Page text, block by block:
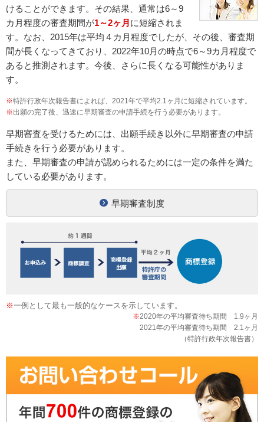
けることができます。その結果、通常は6～9
カ月程度の審査期間が1～2ヶ月 に短縮されま
す。なお、2015年は平均４カ月程度でしたが、その後、審査期
間が長くなってきており、2022年10月の時点で6～9カ月程度で
あると推測されます。今後、さらに長くなる可能性がありま
す。
※特許行政年次報告書によれば、2021年で平均2.1ヶ月に短縮されています。
※出願の完了後、迅速に早期審査の申請手続を行う必要があります。
早期審査を受けるためには、出願手続き以外に早期審査の申請
手続きを行う必要があります。
また、早期審査の申請が認められるためには一定の条件を満た
している必要があります。
早期審査制度
※一例として最も一般的なケースを示しています。
※2020年の平均審査待ち期間 1.9ヶ月
2021年の平均審査待ち期間 2.1ヶ月
（特許行政年次報告書）